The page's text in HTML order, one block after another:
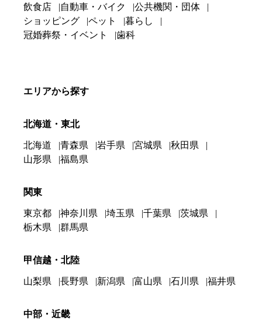
飲食店
自動車・バイク
公共機関・団体
ショッピング
ペット
暮らし
冠婚葬祭・イベント
歯科
エリアから探す
北海道・東北
北海道 青森県 岩手県 宮城県
秋田県
山形県
福島県
関東
東京都 神奈川県 埼玉県 千葉県
茨城県
栃木県
群馬県
甲信越・北陸
山梨県 長野県 新潟県 富山県 石川県 福井県
中部・近畿